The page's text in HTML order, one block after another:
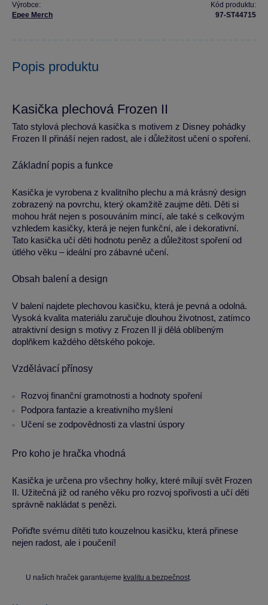
Výrobce:
Epee Merch
Kód produktu:
97-ST44715
Popis produktu
Kasička plechová Frozen II
Tato stylová plechová kasička s motivem z Disney pohádky
Frozen II přináší nejen radost, ale i důležitost učení o spoření.
Základní popis a funkce
Kasička je vyrobena z kvalitního plechu a má krásný design
zobrazený na povrchu, který okamžitě zaujme děti. Děti si
mohou hrát nejen s posouváním mincí, ale také s celkovým
vzhledem kasičky, která je nejen funkční, ale i dekorativní.
Tato kasička učí děti hodnotu peněz a důležitost spoření od
útlého věku – ideální pro zábavné učení.
Obsah balení a design
V balení najdete plechovou kasičku, která je pevná a odolná.
Vysoká kvalita materiálu zaručuje dlouhou životnost, zatímco
atraktivní design s motivy z Frozen II ji dělá oblíbeným
doplňkem každého dětského pokoje.
Vzdělávací přínosy
Rozvoj finanční gramotnosti a hodnoty spoření
Podpora fantazie a kreativního myšlení
Učení se zodpovědnosti za vlastní úspory
Pro koho je hračka vhodná
Kasička je určena pro všechny holky, které milují svět Frozen
II. Užitečná již od raného věku pro rozvoj spořivosti a učí děti
správně nakládat s penězi.
Pořiďte svému dítěti tuto kouzelnou kasičku, která přinese
nejen radost, ale i poučení!
U našich hraček garantujeme kvalitu a bezpečnost.